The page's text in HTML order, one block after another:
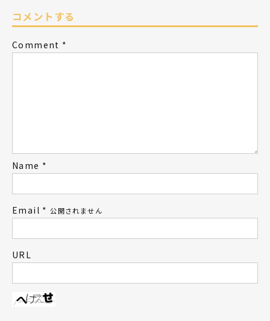
コメントする
Comment *
Name *
Email * 公開されません
URL